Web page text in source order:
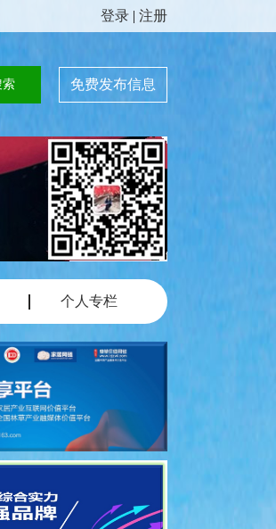
登录 | 注册
免费发布信息
个人专栏